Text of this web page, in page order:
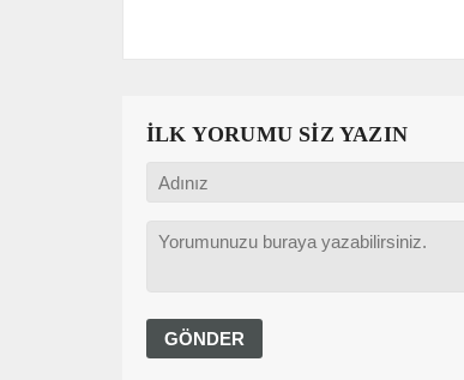
İLK YORUMU SİZ YAZIN